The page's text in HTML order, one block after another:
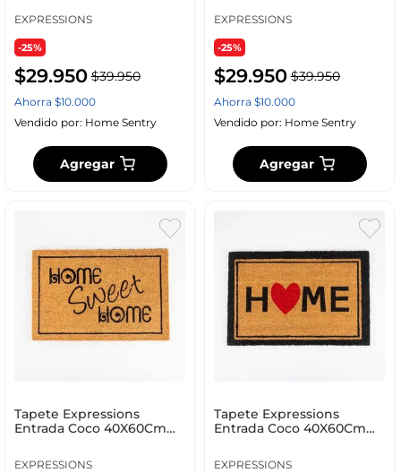
Rb 2
EXPRESSIONS
-25%
$29.950 $39.950
Ahorra $10.000
Vendido por: Home Sentry
Agregar
EXPRESSIONS
-25%
$29.950 $39.950
Ahorra $10.000
Vendido por: Home Sentry
Agregar
Tapete Expressions
Entrada Coco 40X60Cm
EXPRESSIONS
Tapete Expressions
Entrada Coco 40X60Cm
EXPRESSIONS